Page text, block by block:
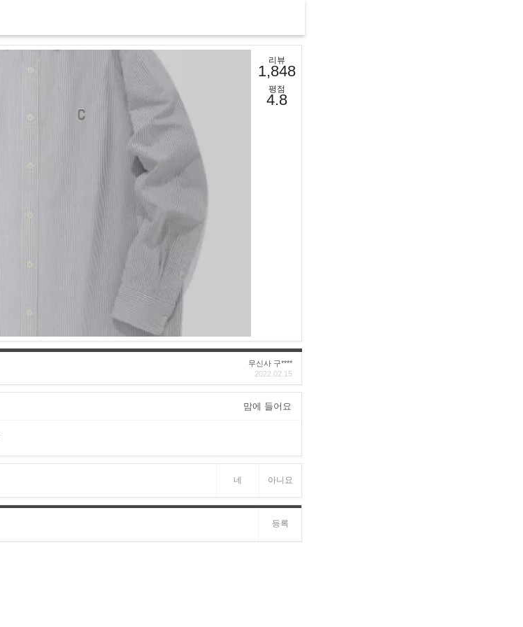
리뷰
1,848
평점
4.8
무신사 구****
2022.02.15
맘에 들어요
네 아니요
등록